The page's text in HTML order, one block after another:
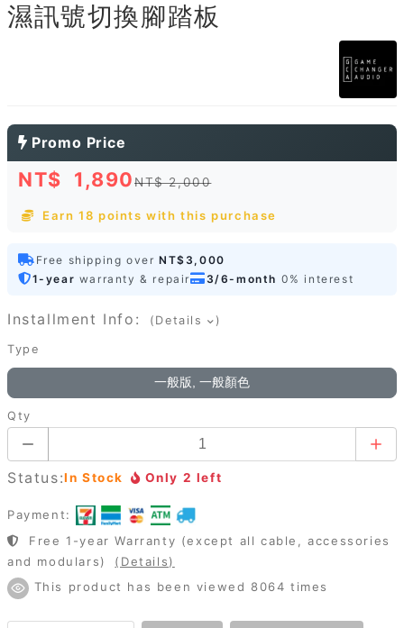
濕訊號切換腳踏板
Promo Price
NT$ 1,890NT$ 2,000
Earn 18 points with this purchase
Free shipping overNT$3,000
1-year warranty & repair 3/6-month 0% interest
Installment Info: (Details )
Type
一般版, 一般顏色
Qty
Status:In Stock Only 2 left
Payment:
Free 1-year Warranty (except all cable, accessories
and modulars)
(Details)
This product has been viewed 8064 times